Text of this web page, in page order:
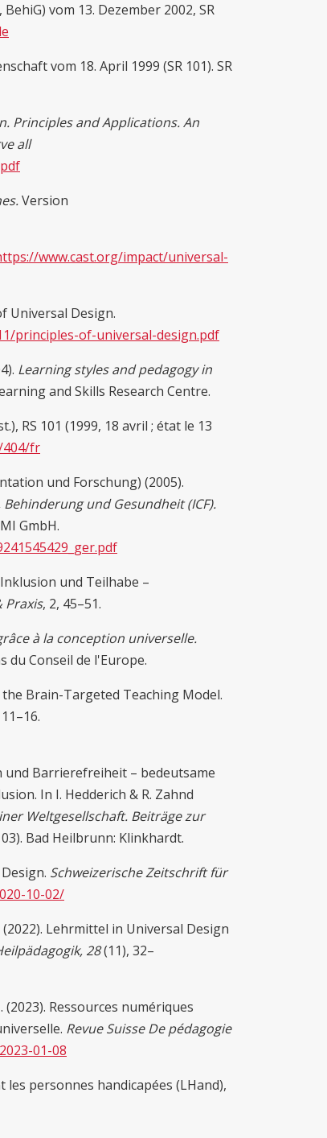
vom 13. Dezember 2002, SR
vom 18. April 1999 (SR 101). SR
Principles and Applications. An
all
Version
www.cast.org/impact/universal-
Universal Design.
principles-of-universal-design.pdf
Learning styles and pedagogy in
and Skills Research Centre.
RS 101 (1999, 18 avril ; état le 13
404/fr
und Forschung) (2005).
und Gesundheit (ICF).
GmbH.
und Teilhabe –
Praxis, 2, 45–51.
à la conception universelle.
du Conseil de l'Europe.
Brain-Targeted Teaching Model.
und Barrierefreiheit – bedeutsame
In I. Hedderich & R. Zahnd
Weltgesellschaft. Beiträge zur
Bad Heilbrunn: Klinkhardt.
Schweizerische Zeitschrift für
10-02/
Lehrmittel in Universal Design
28(11), 32–
Ressources numériques
Revue Suisse De pédagogie
01-08
personnes handicapées (LHand),